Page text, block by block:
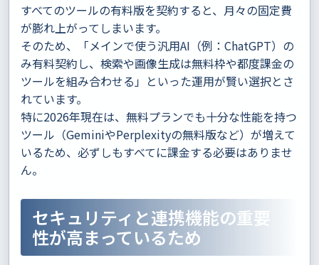
すべてのツールの有料版を契約すると、月々の固定費
が膨れ上がってしまいます。
そのため、「メインで使う汎用AI（例：ChatGPT）の
み有料契約し、検索や画像生成は無料枠や都度課金の
ツールを組み合わせる」といった運用が賢い選択とさ
れています。
特に2026年現在は、無料プランでも十分な性能を持つ
ツール（GeminiやPerplexityの無料版など）が増えて
いるため、必ずしもすべてに課金する必要はありませ
ん。
セキュリティと連携機能の重要
性が高まっているため